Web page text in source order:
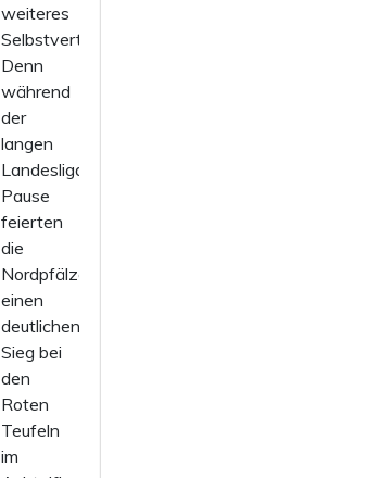
weiteres
Selbstvertrauen.
Denn
während
der
langen
Landesliga-
Pause
feierten
die
Nordpfälzer
einen
deutlichen
Sieg bei
den
Roten
Teufeln
im